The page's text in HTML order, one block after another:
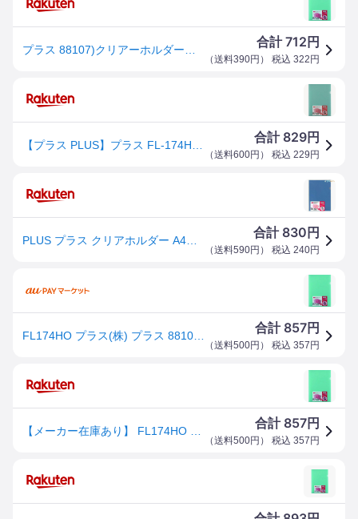
合計712 円
（送料390円 ） 税込 322 円
合計 829円
（送料600円 ） 税込 229 円
合計 830 円
（送料590円 ） 税込 240円
合計 857円
（送料500円 ） 税込 357 円
合計 857円
（送料500円 ） 税込 357 円